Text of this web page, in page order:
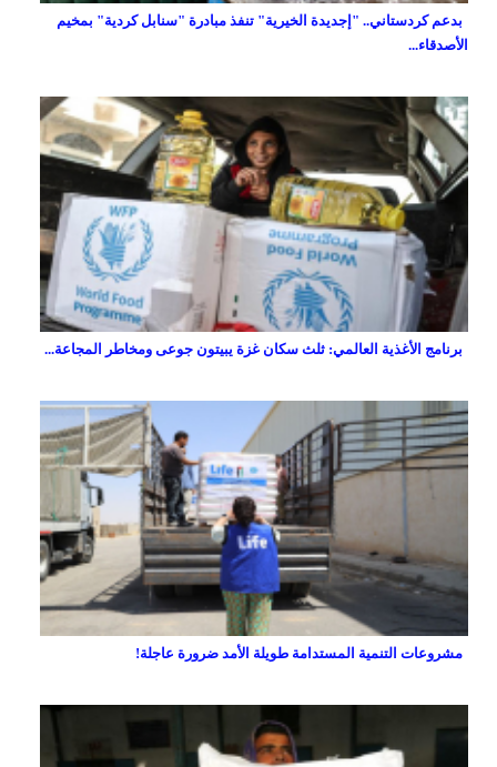
بدعم كردستاني.. "إجديدة الخيرية" تنفذ مبادرة "سنابل كردية" بمخيم
الأصدقاء...
برنامج الأغذية العالمي: ثلث سكان غزة يبيتون جوعى ومخاطر المجاعة...
مشروعات التنمية المستدامة طويلة الأمد ضرورة عاجلة!